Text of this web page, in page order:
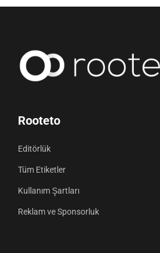
Rooteto
Editörlük
Tüm Etiketler
Kullanım Şartları
Reklam ve Sponsorluk